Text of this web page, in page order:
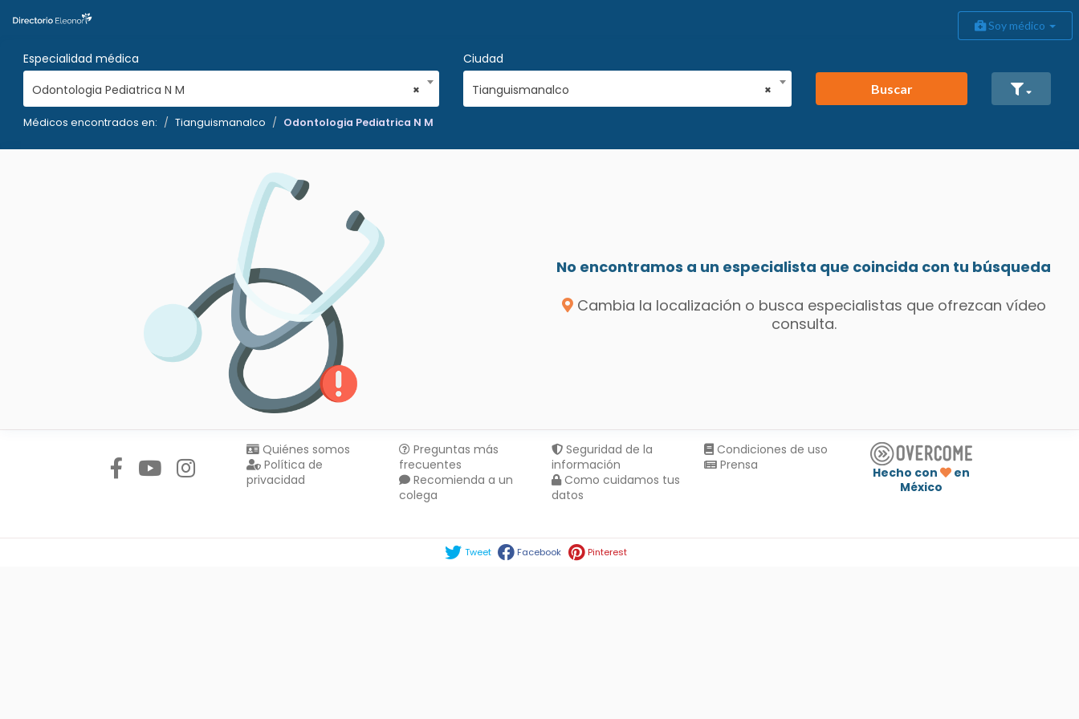
Soy médico
Especialidad médica
×
Odontologia Pediatrica N M
Ciudad
×
Tianguismanalco Buscar
Médicos encontrados en: Tianguismanalco Odontologia Pediatrica N M
No encontramos a un especialista que coincida con tu búsqueda
Cambia la localización o busca especialistas que ofrezcan vídeo
consulta.
Quiénes somos
Política de
privacidad
Preguntas más
frecuentes
Recomienda a un
colega
Seguridad de la
información
Como cuidamos tus
datos
Condiciones de uso
Prensa
Hecho con
en
México
Tweet Facebook Pinterest